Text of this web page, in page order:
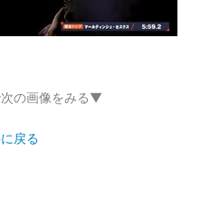
の画像をみる▼
戻る